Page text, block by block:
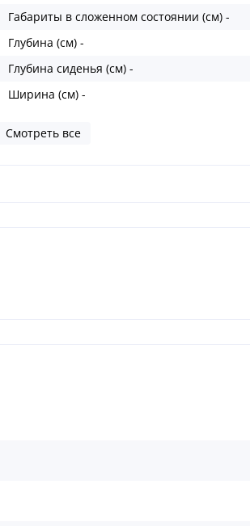
Габариты в сложенном состоянии (см) -
Глубина (см) -
Глубина сиденья (см) -
Ширина (см) -
Смотреть все